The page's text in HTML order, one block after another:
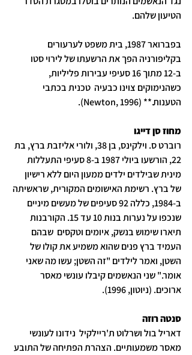
הטיעון שלהם.
בפברואר 1987, בית משפט לערעורים
בקליפורניה הפך את הרשעתו של לירוי סטו
ב-12 מתוך 16 סעיפי עבירות פליליות,
כשהנימוקים צוינו כבעיה  טכנית בכתבי
הטענות.** (Newton, 1996).
מחוז סן דייגו
רוברט ס. וילקינס, בן 38, ולורי אליזבת ברץ, בת
22, הורשעו ביולי 1987 ב-8 סעיפי התעללות
מינית שבילדים ילדים ממעון היום ללא רישיון
של ברץ. רשימת האישומים המקורית, שראשיתה
ב-1984, כללה 92 סעיפים של מעשים מיניים
שנכפו על נערות בנות 10 עד 15. הקורבנות
תיארו שימוש בנשק, איומים וטקסים  שבהם
העמיד ברץ פנים שהוא משמיע את קולו של
השטן, ואמר לילדים "זה השטן; עשו מה שאני
אומר." שני הנאשמים קיבלו עונשי מאסר
ארוכים. (ניוטון, 1996).
סנטה רוזה
דאריל בול ושרלוט ת'ריילקיל  נידונו לעונשי
מאסר משמעותיים. הצהרת הפתיחה של התובע